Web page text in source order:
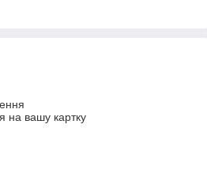
на вашу картку